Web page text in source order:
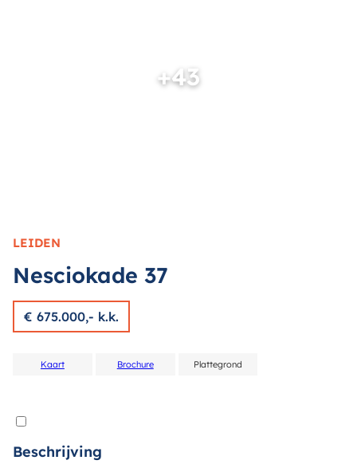
+43
LEIDEN
Nesciokade 37
€ 675.000,- k.k.
Kaart Brochure Plattegrond
Beschrijving